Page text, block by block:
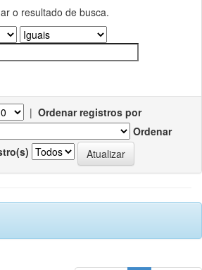
o resultado de busca.
| Ordenar registros por
Ordenar